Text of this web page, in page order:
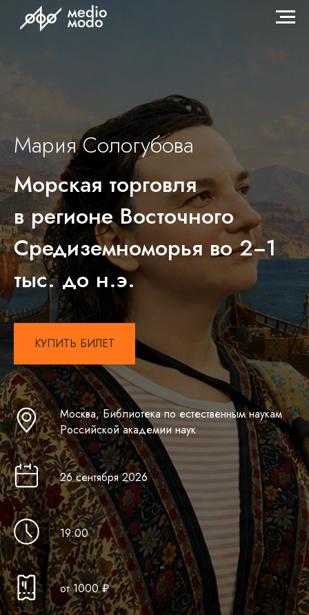
Мария Соло губова
Морская торговля
в регионе Восточного
Средиземноморья во 2−1
тыс. до н.э.
КУПИТЬ БИЛЕТ
Москва, Библиотека по естественным наукам
Российской академии наук
26 сентября 2026
19:00
от 1000 ₽